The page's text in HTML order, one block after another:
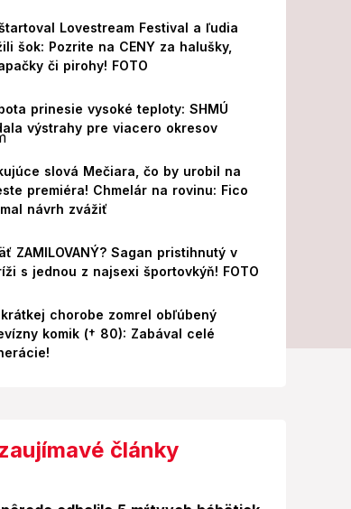
Lovestream Festival a ľudia
šok: Pozrite na CENY za halušky,
či pirohy! FOTO
prinesie vysoké teploty: SHMÚ
výstrahy pre viacero okresov
slová Mečiara, čo by urobil na
premiéra! Chmelár na rovinu: Fico
návrh zvážiť
ZAMILOVANÝ? Sagan pristihnutý v
s jednou z najsexi športovkýň! FOTO
krátkej chorobe zomrel obľúbený
komik († 80): Zabával celé
články